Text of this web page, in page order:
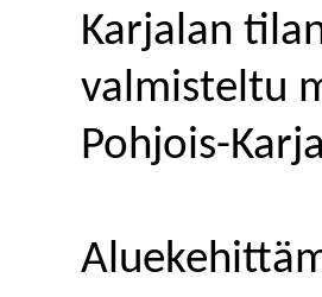
Karjalan
valmisteltu
Pohjois-